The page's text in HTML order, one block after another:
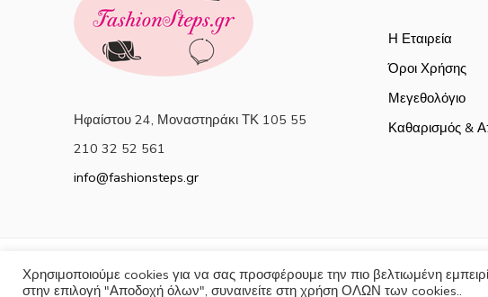
Ηφαίστου 24, Μοναστηράκι ΤΚ 105 55
210 32 52 561
info@fashionsteps.gr
Η Εταιρεία
Όροι Χρήσης
Μεγεθολόγιο
Καθαρισμός &
© 2025Fashionsteps - All Rights reserved
Χρησιμοποιούμε cookies για να σας προσφέρουμε την πιο βελτιωμένη
στην επιλογή "Αποδοχή όλων", συναινείτε στη χρήση ΟΛΩΝ των cookies..